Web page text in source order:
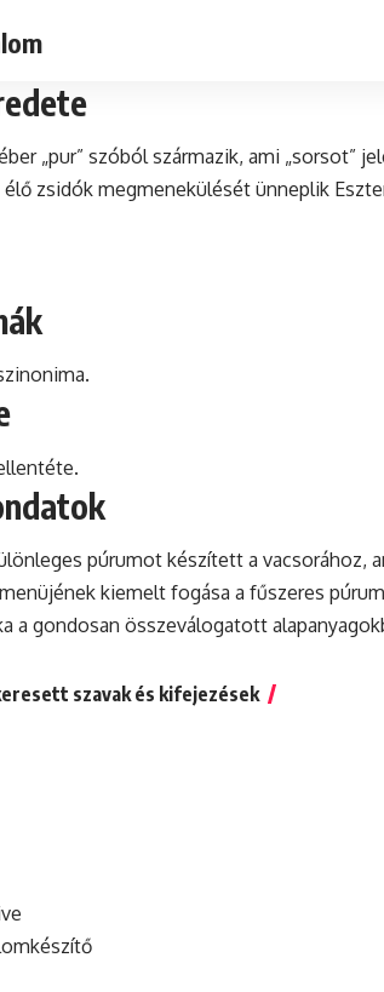
„pur” szóból származik, ami „sorsot”
zsidók megmenekülését ünneplik
púrumot készített a vacsorához,
kiemelt fogása a fűszeres
a gondosan összeválogatott
szavak és kifejezések